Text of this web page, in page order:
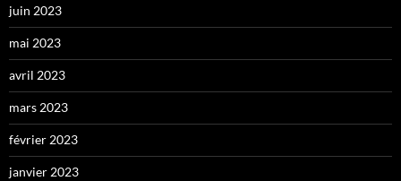
juin 2023
mai 2023
avril 2023
mars 2023
février 2023
janvier 2023